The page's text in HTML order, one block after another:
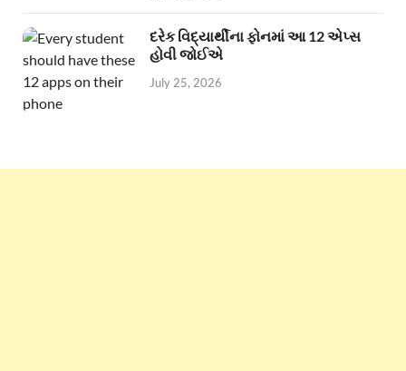
દરેક વિદ્યાર્થીના ફોનમાં આ 12 એપ્સ
હોવી જોઈએ
July 25, 2026